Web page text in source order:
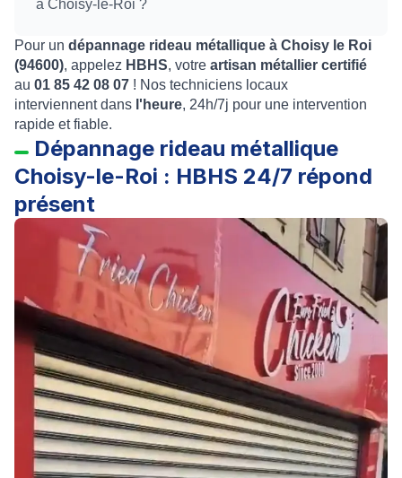
à Choisy-le-Roi ?
Pour un dépannage rideau métallique à Choisy le Roi
(94600), appelez HBHS, votre artisan métallier certifié
au 01 85 42 08 07 ! Nos techniciens locaux
interviennent dans l'heure, 24h/7j pour une intervention
rapide et fiable.
Dépannage rideau métallique
Choisy-le-Roi : HBHS 24/7 répond
présent